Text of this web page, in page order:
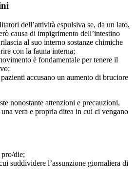
dell’attività espulsiva se, da un lato,
causa di impigrimento dell’intestino
al suo interno sostanze chimiche
con la fauna interna;
è fondamentale per tenere il
accusano un aumento di bruciore
nonostante attenzioni e precauzioni,
una vera e propria ditea in cui ci vengano
die;
suddividere l’assunzione giornaliera di